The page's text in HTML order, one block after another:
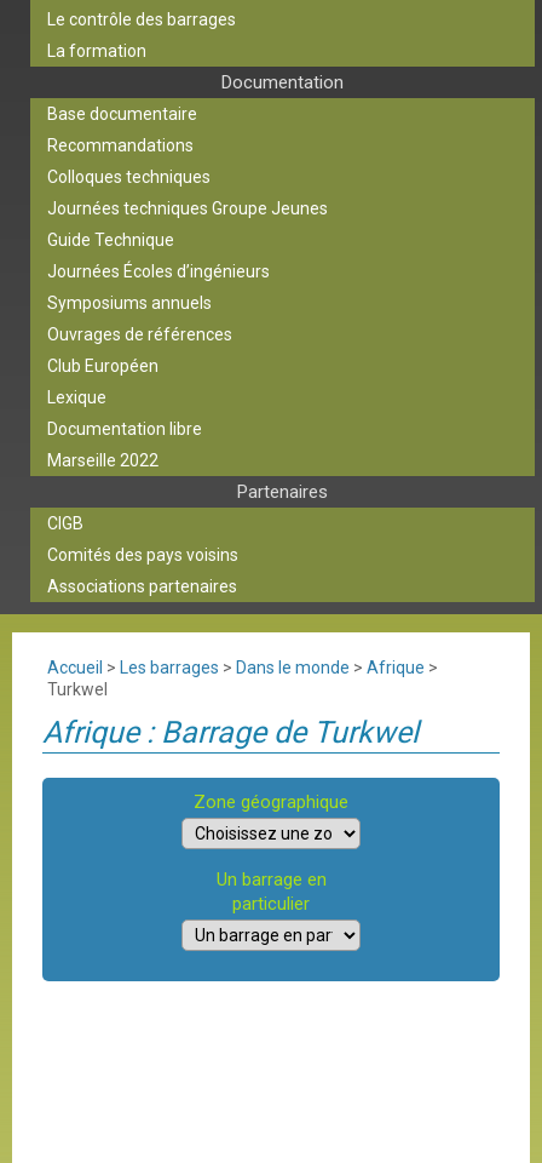
Le contrôle des barrages
La formation
Documentation
Base documentaire
Recommandations
Colloques techniques
Journées techniques Groupe Jeunes
Guide Technique
Journées Écoles d’ingénieurs
Symposiums annuels
Ouvrages de références
Club Européen
Lexique
Documentation libre
Marseille 2022
Partenaires
CIGB
Comités des pays voisins
Associations partenaires
Accueil > Les barrages > Dans le monde > Afrique >
Turkwel
Afrique : Barrage de Turkwel
Zone géographique
Un barrage en
particulier